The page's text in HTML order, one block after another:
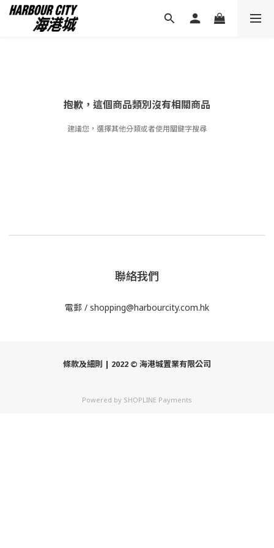
抱歉，這個商品類別沒有相關商品
建議您，選擇其他分類或者使用關鍵字搜尋
聯絡我們
電郵 / shopping@harbourcity.com.hk
條款及細則 | 2022 © 海港城置業有限公司
Powered by SHOPLINE Payments